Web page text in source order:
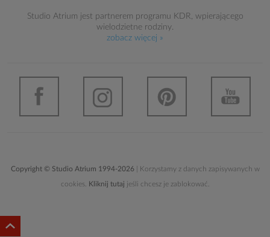
Studio Atrium jest partnerem programu KDR, wpierającego
wielodzietne rodziny.
zobacz więcej »
Copyright © Studio Atrium 1994-2026| Korzystamy z danych zapisywanych w
cookies. Kliknij tutaj jeśli chcesz je zablokować.